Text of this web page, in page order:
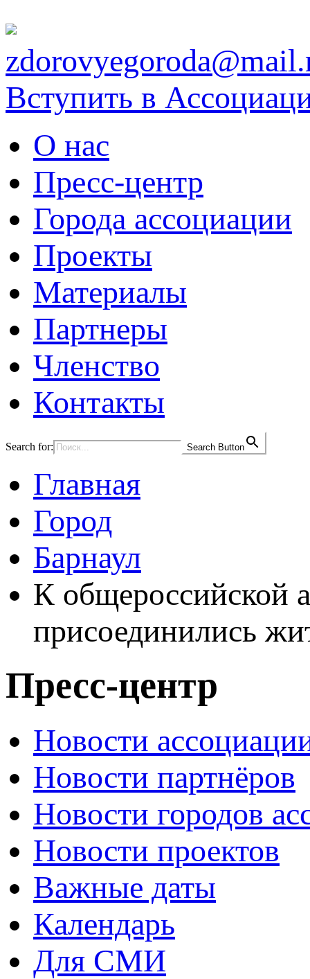
Вступить в
О нас
Пресс-центр
Города ассоциации
Проекты
Материалы
Партнеры
Членство
Контакты
Search for: Search Button
Главная
Город
Барнаул
К общероссийской
присоединились
Пресс-центр
Новости
Новости партнёров
Новости городов
Новости проектов
Важные даты
Календарь
Для СМИ